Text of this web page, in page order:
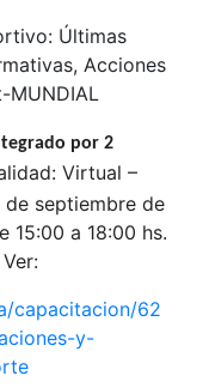
Últimas
Acciones
MUNDIAL
por 2
Virtual –
de septiembre de
15:00 a 18:00 hs.
capacitacion/62
y-